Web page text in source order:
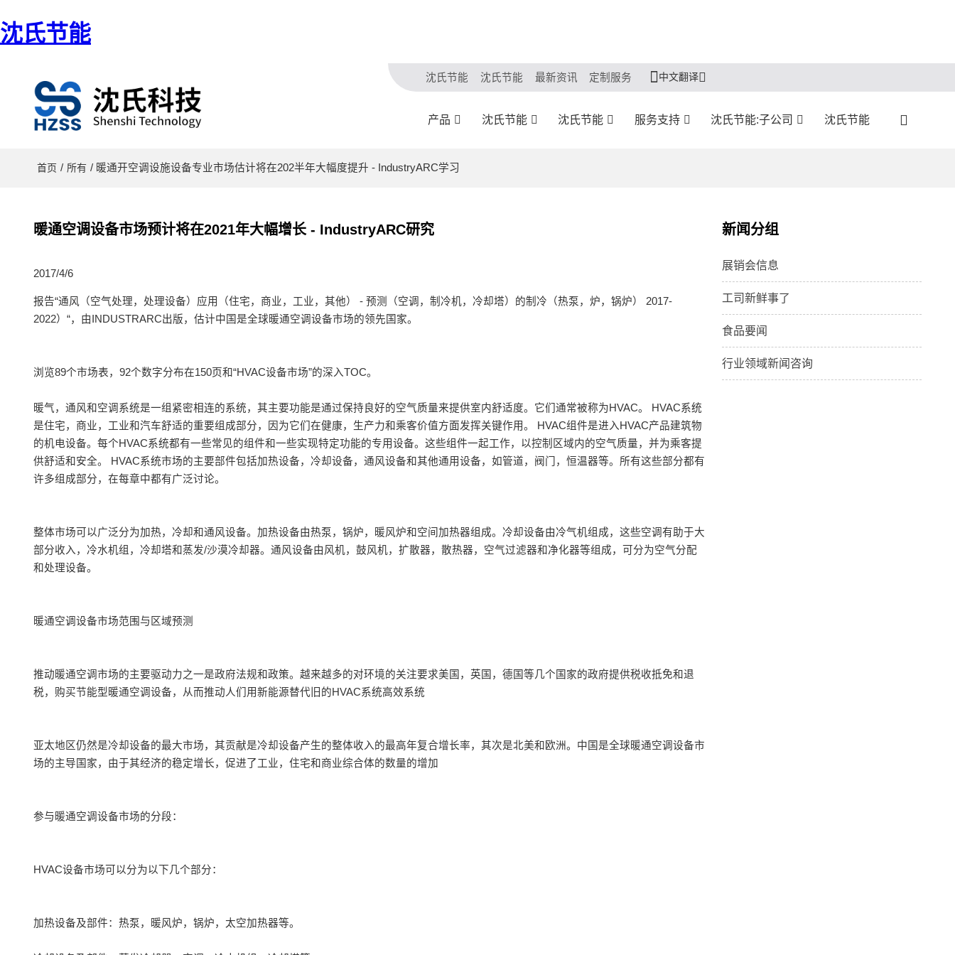
沈氏节能
沈氏节能 沈氏节能 最新资讯 定制服务 中文翻译
产品 沈氏节能 沈氏节能 服务支持 沈氏节能:子公司 沈氏节能
首页 / 所有 / 暖通开空调设施设备专业市场估计将在202半年大幅度提升 - IndustryARC学习
暖通空调设备市场预计将在2021年大幅增长 - IndustryARC研究
2017/4/6
报告“通风（空气处理，处理设备）应用（住宅，商业，工业，其他） - 预测（空调，制冷机，冷却塔）的制冷（热泵，炉，锅炉） 2017-
2022）“，由INDUSTRARC出版，估计中国是全球暖通空调设备市场的领先国家。
浏览89个市场表，92个数字分布在150页和“HVAC设备市场”的深入TOC。
暖气，通风和空调系统是一组紧密相连的系统，其主要功能是通过保持良好的空气质量来提供室内舒适度。它们通常被称为HVAC。 HVAC系统
是住宅，商业，工业和汽车舒适的重要组成部分，因为它们在健康，生产力和乘客价值方面发挥关键作用。 HVAC组件是进入HVAC产品建筑物
的机电设备。每个HVAC系统都有一些常见的组件和一些实现特定功能的专用设备。这些组件一起工作，以控制区域内的空气质量，并为乘客提
供舒适和安全。 HVAC系统市场的主要部件包括加热设备，冷却设备，通风设备和其他通用设备，如管道，阀门，恒温器等。所有这些部分都有
许多组成部分，在每章中都有广泛讨论。
整体市场可以广泛分为加热，冷却和通风设备。加热设备由热泵，锅炉，暖风炉和空间加热器组成。冷却设备由冷气机组成，这些空调有助于大
部分收入，冷水机组，冷却塔和蒸发/沙漠冷却器。通风设备由风机，鼓风机，扩散器，散热器，空气过滤器和净化器等组成，可分为空气分配
和处理设备。
暖通空调设备市场范围与区域预测
推动暖通空调市场的主要驱动力之一是政府法规和政策。越来越多的对环境的关注要求美国，英国，德国等几个国家的政府提供税收抵免和退
税，购买节能型暖通空调设备，从而推动人们用新能源替代旧的HVAC系统高效系统
亚太地区仍然是冷却设备的最大市场，其贡献是冷却设备产生的整体收入的最高年复合增长率，其次是北美和欧洲。中国是全球暖通空调设备市
场的主导国家，由于其经济的稳定增长，促进了工业，住宅和商业综合体的数量的增加
参与暖通空调设备市场的分段：
HVAC设备市场可以分为以下几个部分：
加热设备及部件：热泵，暖风炉，锅炉，太空加热器等。
新闻分组
展销会信息
工司新鲜事了
食品要闻
行业领域新闻咨询